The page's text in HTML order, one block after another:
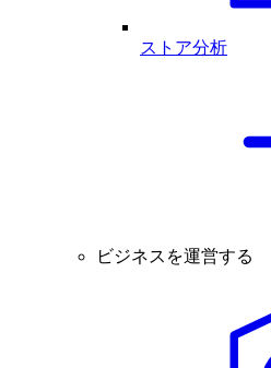
ストア分析
ビジネスを運営する